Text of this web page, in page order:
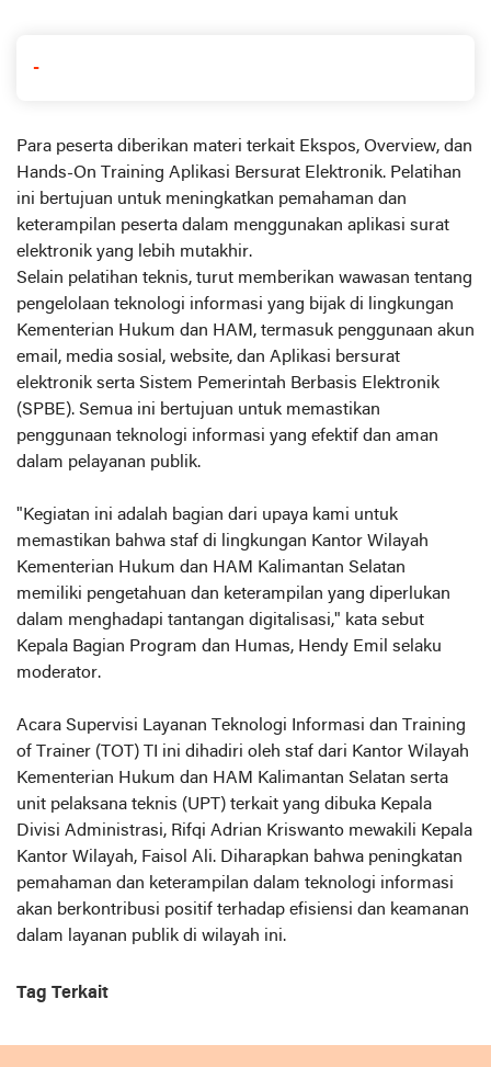
-
Para peserta diberikan materi terkait Ekspos, Overview, dan
Hands-On Training Aplikasi Bersurat Elektronik. Pelatihan
ini bertujuan untuk meningkatkan pemahaman dan
keterampilan peserta dalam menggunakan aplikasi surat
elektronik yang lebih mutakhir.
Selain pelatihan teknis, turut memberikan wawasan tentang
pengelolaan teknologi informasi yang bijak di lingkungan
Kementerian Hukum dan HAM, termasuk penggunaan akun
email, media sosial, website, dan Aplikasi bersurat
elektronik serta Sistem Pemerintah Berbasis Elektronik
(SPBE). Semua ini bertujuan untuk memastikan
penggunaan teknologi informasi yang efektif dan aman
dalam pelayanan publik.
"Kegiatan ini adalah bagian dari upaya kami untuk
memastikan bahwa staf di lingkungan Kantor Wilayah
Kementerian Hukum dan HAM Kalimantan Selatan
memiliki pengetahuan dan keterampilan yang diperlukan
dalam menghadapi tantangan digitalisasi," kata sebut
Kepala Bagian Program dan Humas, Hendy Emil selaku
moderator.
Acara Supervisi Layanan Teknologi Informasi dan Training
of Trainer (TOT) TI ini dihadiri oleh staf dari Kantor Wilayah
Kementerian Hukum dan HAM Kalimantan Selatan serta
unit pelaksana teknis (UPT) terkait yang dibuka Kepala
Divisi Administrasi, Rifqi Adrian Kriswanto mewakili Kepala
Kantor Wilayah, Faisol Ali. Diharapkan bahwa peningkatan
pemahaman dan keterampilan dalam teknologi informasi
akan berkontribusi positif terhadap efisiensi dan keamanan
dalam layanan publik di wilayah ini.
Tag Terkait